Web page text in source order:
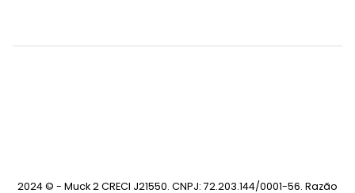
2024 © - Muck 2 CRECI J21550. CNPJ: 72.203.144/0001-56. Razão